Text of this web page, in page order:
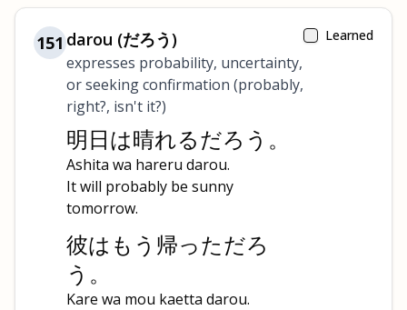
151 darou (だろう)
expresses probability, uncertainty,
or seeking confirmation (probably,
right?, isn't it?)
明日は晴れるだろう。
Ashita wa hareru darou.
It will probably be sunny
tomorrow.
彼はもう帰っただろ
う。
Kare wa mou kaetta darou.
Learned